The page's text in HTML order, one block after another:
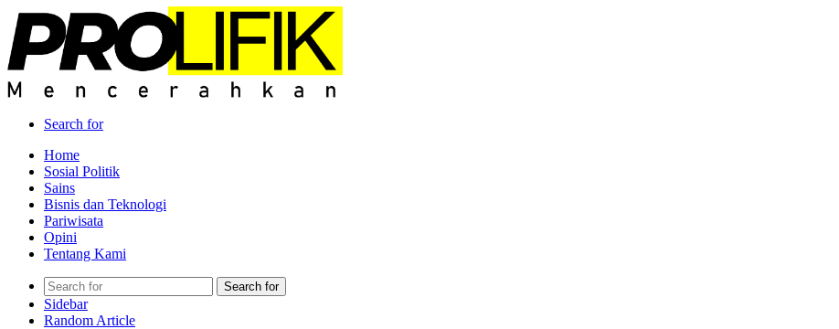
Search for
Home
Sosial Politik
Sains
Bisnis dan Teknologi
Pariwisata
Opini
Tentang Kami
Search for
Sidebar
Random Article